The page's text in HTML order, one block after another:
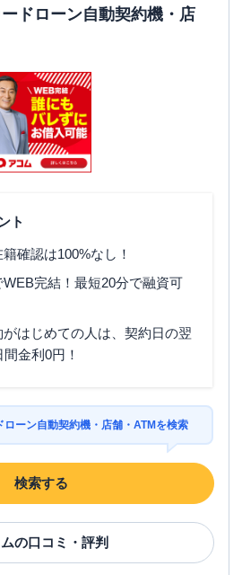
ドローン自動契約機・店
ト
確認は100%なし！
完結！最短20分で融資可
はじめての人は、契約日の翌
金利0円！
ローン自動契約機・店舗・ATMを検索
検索する
の口コミ・評判